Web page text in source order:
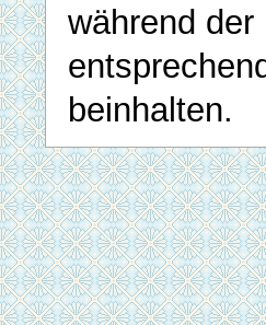
während der
beinhalten.